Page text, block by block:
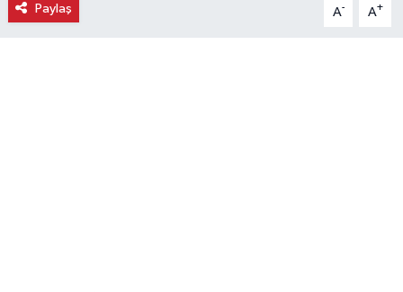
Paylaş A- A+